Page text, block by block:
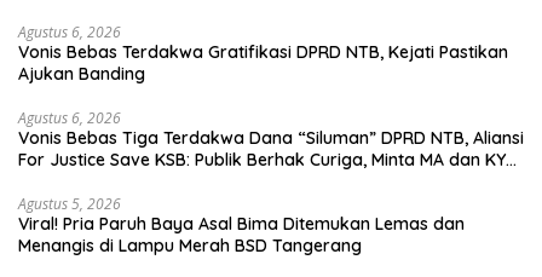
Agustus 6, 2026
Vonis Bebas Terdakwa Gratifikasi DPRD NTB, Kejati Pastikan
Ajukan Banding
Agustus 6, 2026
Vonis Bebas Tiga Terdakwa Dana “Siluman” DPRD NTB, Aliansi
For Justice Save KSB: Publik Berhak Curiga, Minta MA dan KY
Agustus 5, 2026
Viral! Pria Paruh Baya Asal Bima Ditemukan Lemas dan
Menangis di Lampu Merah BSD Tangerang